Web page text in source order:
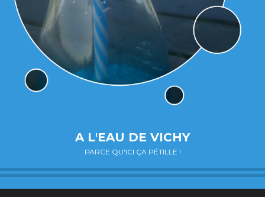
A L'EAU DE VICHY
PARCE QU'ICI ÇA PÉTILLE !